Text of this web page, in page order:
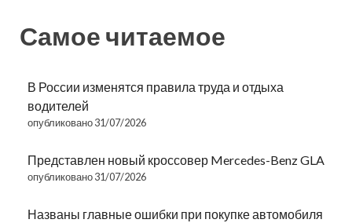
Самое читаемое
В России изменятся правила труда и отдыха
водителей
опубликовано 31/07/2026
Представлен новый кроссовер Mercedes-Benz GLA
опубликовано 31/07/2026
Названы главные ошибки при покупке автомобиля